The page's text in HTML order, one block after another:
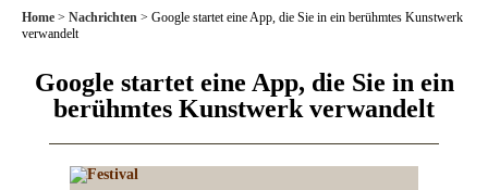
Home Nachrichten
Google startet eine App, die Sie in ein berühmtes Kunstwerk
verwandelt
Google startet eine App, die Sie in ein
berühmtes Kunstwerk verwandelt